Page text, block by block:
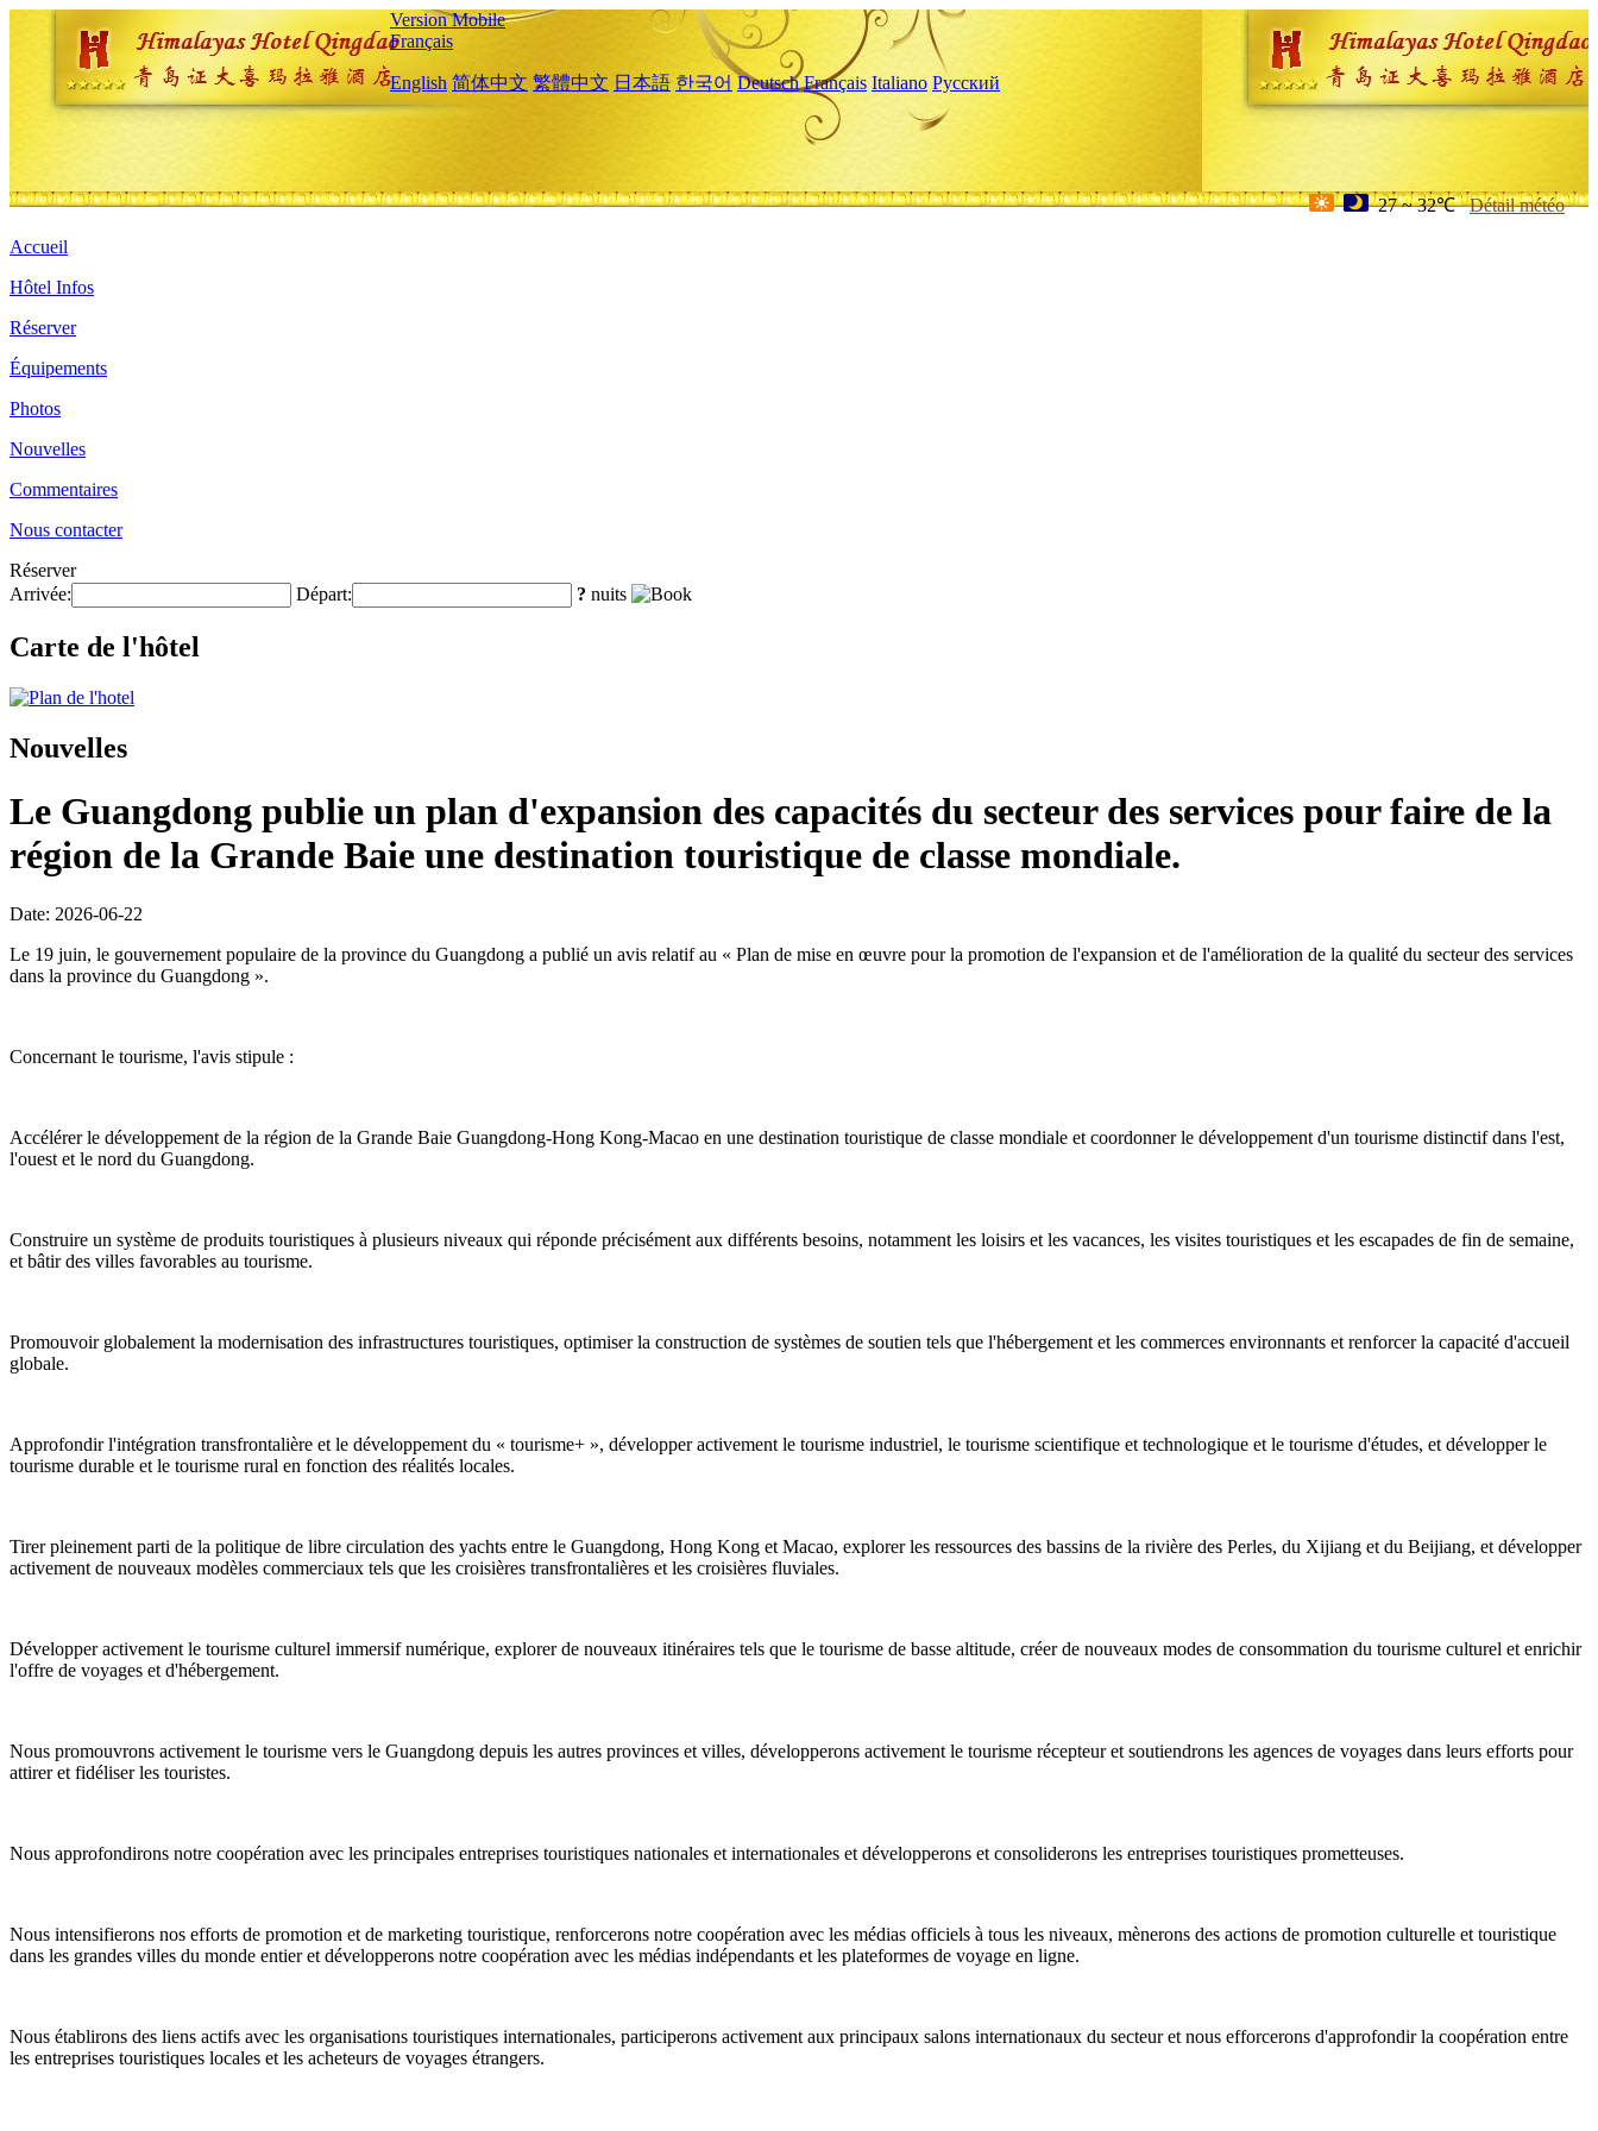
Version Mobile
Français
English 简体中文 繁體中文 日本語 한국어 Deutsch Français Italiano Русский
27 ~ 32℃ Détail météo
Accueil
Hôtel Infos
Réserver
Équipements
Photos
Nouvelles
Commentaires
Nous contacter
Réserver
Arrivée:
Départ: ? nuits
Carte de l'hôtel
Nouvelles
Le Guangdong publie un plan d'expansion des capacités du secteur des services pour faire de la
région de la Grande Baie une destination touristique de classe mondiale.
Date: 2026-06-22
Le 19 juin, le gouvernement populaire de la province du Guangdong a publié un avis relatif au « Plan de mise en œuvre pour la promotion de l'expansion et de l'amélioration de la qualité du secteur des services
dans la province du Guangdong ».
Concernant le tourisme, l'avis stipule :
Accélérer le développement de la région de la Grande Baie Guangdong-Hong Kong-Macao en une destination touristique de classe mondiale et coordonner le développement d'un tourisme distinctif dans l'est,
l'ouest et le nord du Guangdong.
Construire un système de produits touristiques à plusieurs niveaux qui réponde précisément aux différents besoins, notamment les loisirs et les vacances, les visites touristiques et les escapades de fin de semaine,
et bâtir des villes favorables au tourisme.
Promouvoir globalement la modernisation des infrastructures touristiques, optimiser la construction de systèmes de soutien tels que l'hébergement et les commerces environnants et renforcer la capacité d'accueil
globale.
Approfondir l'intégration transfrontalière et le développement du « tourisme+ », développer activement le tourisme industriel, le tourisme scientifique et technologique et le tourisme d'études, et développer le
tourisme durable et le tourisme rural en fonction des réalités locales.
Tirer pleinement parti de la politique de libre circulation des yachts entre le Guangdong, Hong Kong et Macao, explorer les ressources des bassins de la rivière des Perles, du Xijiang et du Beijiang, et développer
activement de nouveaux modèles commerciaux tels que les croisières transfrontalières et les croisières fluviales.
Développer activement le tourisme culturel immersif numérique, explorer de nouveaux itinéraires tels que le tourisme de basse altitude, créer de nouveaux modes de consommation du tourisme culturel et enrichir
l'offre de voyages et d'hébergement.
Nous promouvrons activement le tourisme vers le Guangdong depuis les autres provinces et villes, développerons activement le tourisme récepteur et soutiendrons les agences de voyages dans leurs efforts pour
attirer et fidéliser les touristes.
Nous approfondirons notre coopération avec les principales entreprises touristiques nationales et internationales et développerons et consoliderons les entreprises touristiques prometteuses.
Nous intensifierons nos efforts de promotion et de marketing touristique, renforcerons notre coopération avec les médias officiels à tous les niveaux, mènerons des actions de promotion culturelle et touristique
dans les grandes villes du monde entier et développerons notre coopération avec les médias indépendants et les plateformes de voyage en ligne.
Nous établirons des liens actifs avec les organisations touristiques internationales, participerons activement aux principaux salons internationaux du secteur et nous efforcerons d'approfondir la coopération entre
les entreprises touristiques locales et les acheteurs de voyages étrangers.